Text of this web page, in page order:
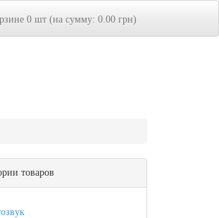
0 шт (на сумму: 0.00 грн)
товаров